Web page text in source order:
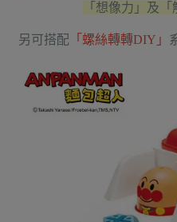
「想像力」及
另可搭配 「螺絲轉轉DIY」